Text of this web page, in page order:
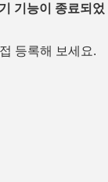
기능이 종료되었
등록해 보세요.